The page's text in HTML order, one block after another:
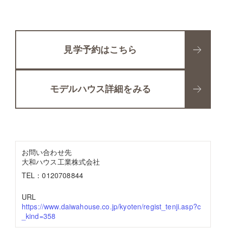
見学予約はこちら
モデルハウス詳細をみる
お問い合わせ先
大和ハウス工業株式会社
TEL：0120708844
URL
https://www.daiwahouse.co.jp/kyoten/regist_tenji.asp?c
_kind=358